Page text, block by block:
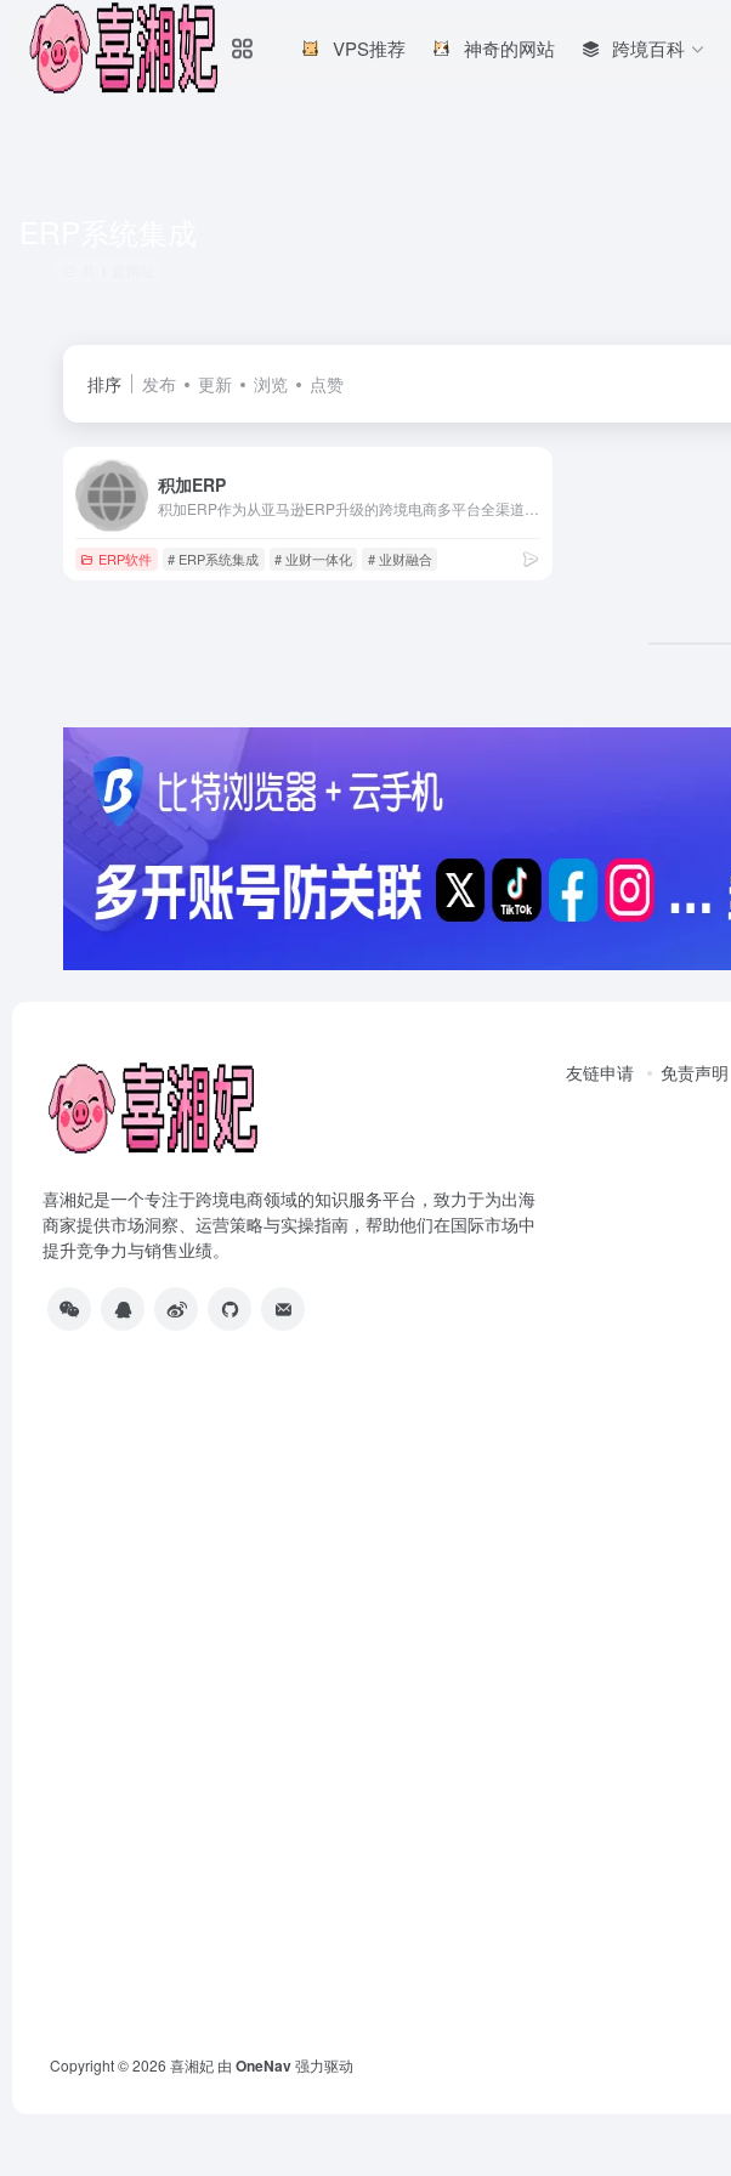
VPS推荐 神奇的网站 跨境百科
排序 发布 更新 浏览 点赞
积加ERP
ERP软件 # ERP系统集成 # 业财一体化 # 业财融合
喜湘妃是一个专注于跨境电商领域的知识服务平台，致力于为出海
商家提供市场洞察、运营策略与实操指南，帮助他们在国际市场中
提升竞争力与销售业绩。
友链申请 免责声明
Copyright © 2026 喜湘妃 由 OneNav强力驱动